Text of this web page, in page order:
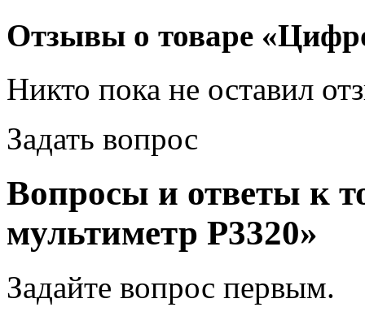
Отзывы о товаре
Никто пока не оставил
Задать вопрос
Вопросы и ответы к
мультиметр P3320»
Задайте вопрос первым.